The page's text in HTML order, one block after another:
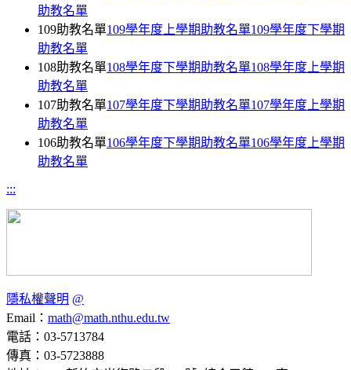
助教名單
109助教名單109學年度上學期助教名單109學年度下學期
助教名單
108助教名單108學年度下學期助教名單108學年度上學期
助教名單
107助教名單107學年度下學期助教名單107學年度上學期
助教名單
106助教名單106學年度下學期助教名單106學年度上學期
助教名單
:::
隱私權聲明 @
Email： math@math.nthu.edu.tw
電話：03-5713784
傳真：03-5723888